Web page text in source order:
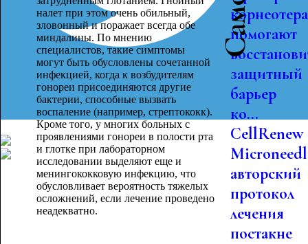
налет при этом очень обильный,
зловонный и поражает всегда обе
миндалины. По мнению
специалистов, такие симптомы
могут быть обусловлены сочетанной
инфекцией, когда к возбудителям
гонореи присоединяются другие
бактерии, способные вызвать
воспаление (например, стрептококк).
Кроме того, у многих больных с
проявлениями гонореи в полости рта
и глотке при лабораторном
исследовании выделяют еще и
менингококковую инфекцию, что
обусловливает вероятность тяжелых
осложнений, если лечение проведено
неадекватно.
помогают
защитный
барьер
ко...
CellRenew
авторский
протокол
лечения
постакне